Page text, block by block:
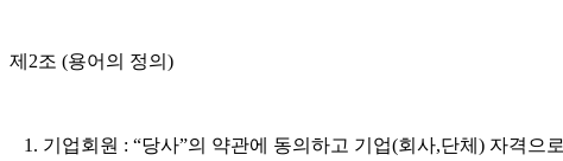
제2조 (용어의 정의)
1. 기업회원 : “당사”의 약관에 동의하고 기업(회사,단체) 자격으